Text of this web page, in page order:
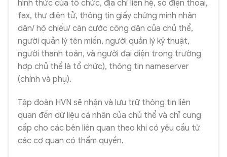
hình thức của tổ chức, địa chỉ liên hệ, số điện thoại,
fax, thư điện tử, thông tin giấy chứng minh nhân
dân/ hộ chiếu/ căn cước công dân của chủ thể,
người quản lý tên miền, người quản lý kỹ thuật,
người thanh toán, và người đại diện trong trường
hợp chủ thể là tổ chức), thông tin nameserver
(chính và phụ).
Tập đoàn HVN sẽ nhận và lưu trữ thông tin liên
quan đến dữ liệu cá nhân của chủ thể và chỉ cung
cấp cho các bên liên quan theo khi có yêu cầu từ
các cơ quan có thẩm quyền.